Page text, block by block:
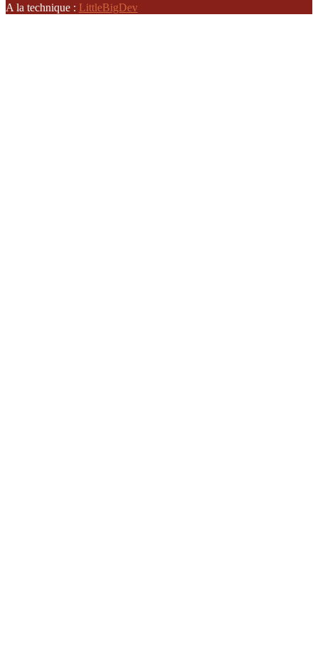
A la technique : LittleBigDev